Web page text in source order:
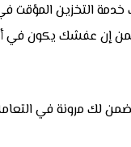
التخزين المؤقت
إن عفشك يكون في
لك مرونة في